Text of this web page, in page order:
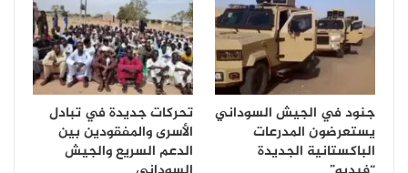
جنود في الجيش السوداني
يستعرضون المدرعات
الباكستانية الجديدة
تحركات جديدة في تبادل
الأسرى والمفقودين بين
الدعم السريع والجيش